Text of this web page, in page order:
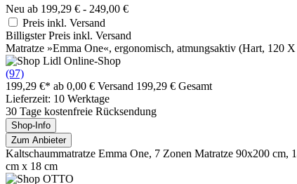
Neu ab 199,29 € - 249,00 €
Preis inkl. Versand
Billigster Preis inkl. Versand
Matratze »Emma One«, ergonomisch, atmungsaktiv (Hart, 120
(97)
199,29 €* ab 0,00 € Versand 199,29 € Gesamt
Lieferzeit: 10 Werktage
30 Tage kostenfreie Rücksendung
Shop-Info
Zum Anbieter
Kaltschaummatratze Emma One, 7 Zonen Matratze 90x200
cm x 18 cm